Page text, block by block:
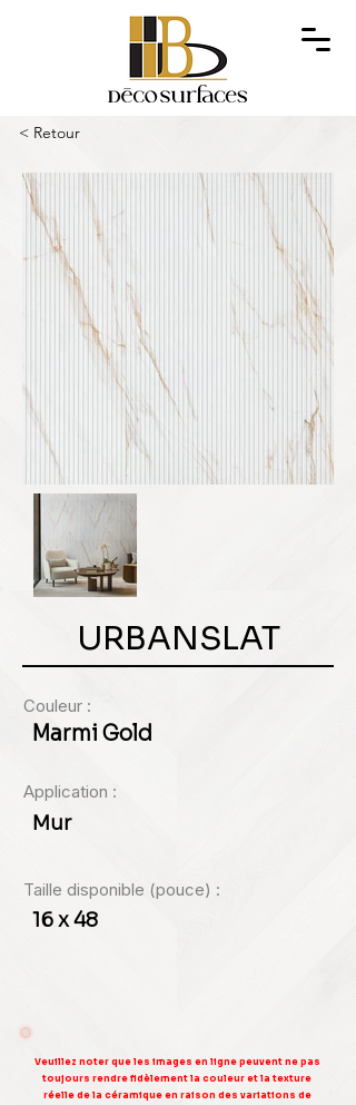
< Retour
URBANSLAT
Couleur :
Marmi Gold
Application :
Mur
Taille disponible (pouce) :
16 x 48
Veuillez noter que les images en ligne peuvent ne pas
toujours rendre fidèlement la couleur et la texture
réelle de la céramique en raison des variations de